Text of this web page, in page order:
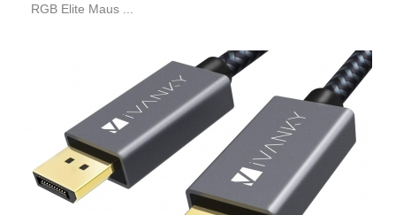
RGB Elite Maus ...